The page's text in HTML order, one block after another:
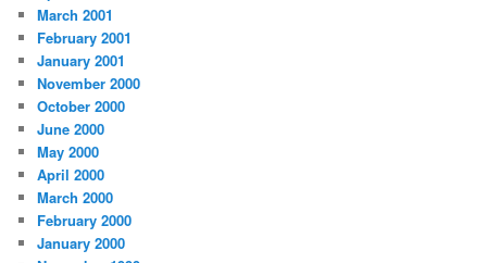
March 2001
February 2001
January 2001
November 2000
October 2000
June 2000
May 2000
April 2000
March 2000
February 2000
January 2000